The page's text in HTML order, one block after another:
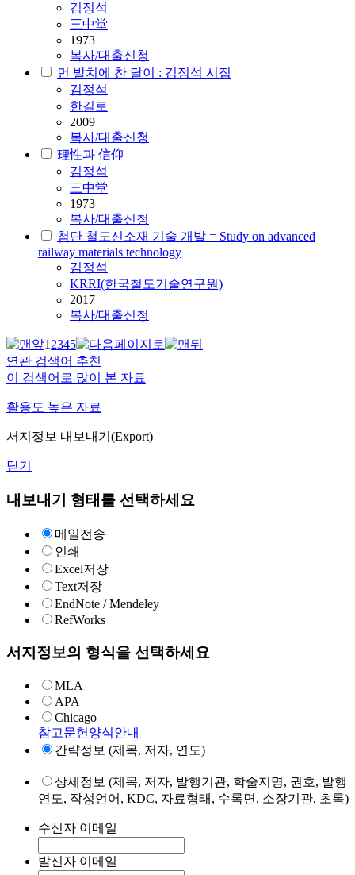
김정석
三中堂
1973
복사/대출신청
먼 발치에 찬 달이 : 김정석 시집
김정석
한길로
2009
복사/대출신청
理性과 信仰
김정석
三中堂
1973
복사/대출신청
첨단 철도신소재 기술 개발 = Study on advanced
railway materials technology
김정석
KRRI(한국철도기술연구원)
2017
복사/대출신청
12345
연관 검색어 추천
이 검색어로 많이 본 자료
활용도 높은 자료
서지정보 내보내기(Export)
닫기
내보내기 형태를 선택하세요
메일전송
인쇄
Excel저장
Text저장
EndNote / Mendeley
RefWorks
서지정보의 형식을 선택하세요
MLA
APA
Chicago
참고문헌양식안내
간략정보 (제목, 저자, 연도)
상세정보 (제목, 저자, 발행기관, 학술지명, 권호, 발행
연도, 작성언어, KDC, 자료형태, 수록면, 소장기관, 초록)
수신자 이메일
발신자 이메일